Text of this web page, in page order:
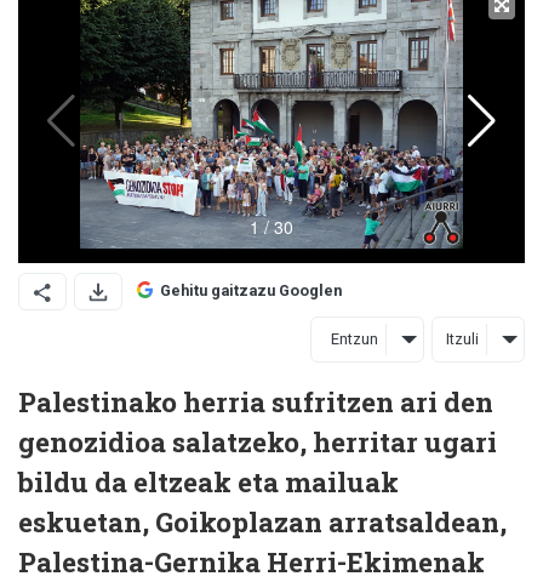
Gehitu gaitzazu Googlen
Entzun Itzuli
Palestinako herria sufritzen ari den
genozidioa salatzeko, herritar ugari
bildu da eltzeak eta mailuak
eskuetan, Goikoplazan arratsaldean,
Palestina-Gernika Herri-Ekimenak